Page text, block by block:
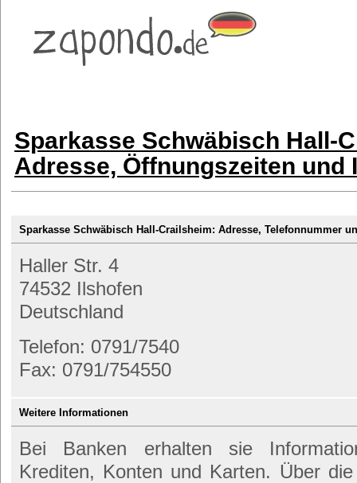
Sparkasse Schwäbisch Hall-
Adresse, Öffnungszeiten und
Sparkasse Schwäbisch Hall-Crailsheim: Adresse, Telefonnummer
Haller Str. 4
74532 Ilshofen
Deutschland
Telefon: 0791/7540
Fax: 0791/754550
Weitere Informationen
Bei Banken erhalten sie
Krediten, Konten und Karten. Über